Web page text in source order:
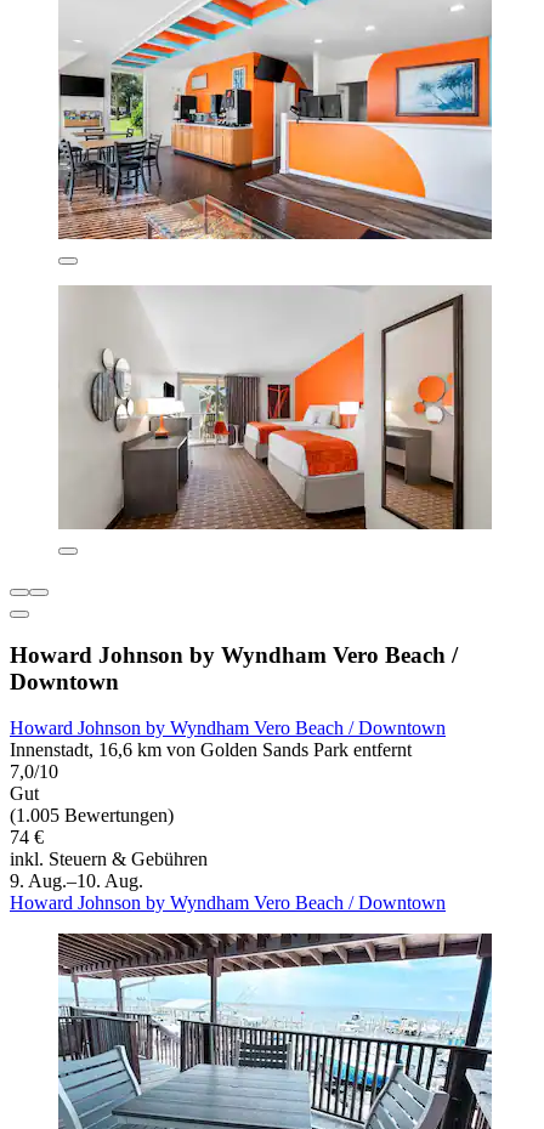
Howard Johnson by Wyndham Vero Beach /
Downtown
Howard Johnson by Wyndham Vero Beach / Downtown
Innenstadt, 16,6 km von Golden Sands Park entfernt
7,0/10
Gut
(1.005 Bewertungen)
74 €
inkl. Steuern & Gebühren
9. Aug.–10. Aug.
Howard Johnson by Wyndham Vero Beach / Downtown